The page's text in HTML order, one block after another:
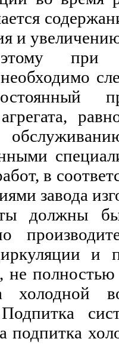
и
при
агрегата,
в
завода
должны
и
не
холодной
подпитка